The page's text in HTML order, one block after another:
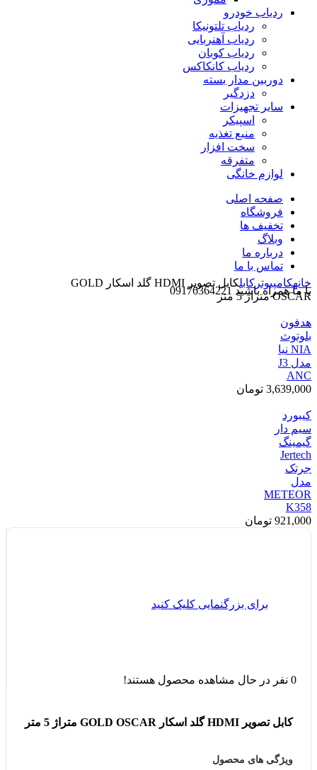
ردیاب خودرو
ردیاب تلتونیکا
ردیاب آهنربایی
ردیاب کوبان
ردیاب کانکاکس
دوربین مدار بسته
دزدگیر
سایر تجهیزات
اسپیکر
منبع تغذیه
سخت افزار
متفرقه
لوازم خانگی
صفحه اصلی
فروشگاه
تخفیف ها
وبلاگ
درباره ما
تماس با ما
با ما همراه باشید 09176364221
خانهکامپیوترکابل
کابل تصویر HDMI گلد اسکار GOLD
OSCAR متراژ 5 متر
هدفون
بلوتوث
NIA نیا
مدل J3
ANC
3,639,000 تومان
کیبورد
سیم دار
گیمینگ
Jertech
جرتک
مدل
METEOR
K358
921,000 تومان
برای بزرگنمایی کلیک کنید
0 نفر در حال مشاهده محصول هستند!
کابل تصویر HDMI گلد اسکار GOLD OSCAR متراژ 5 متر
ویژگی های محصول